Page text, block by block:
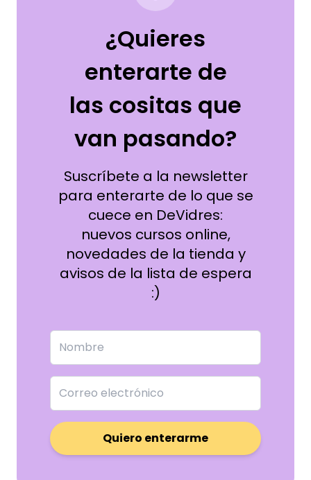
¿Quieres
enterarte de
las cositas que
van pasando?
Suscríbete a la newsletter
para enterarte de lo que se
cuece en DeVidres:
nuevos cursos online,
novedades de la tienda y
avisos de la lista de espera
:)
Quiero enterarme